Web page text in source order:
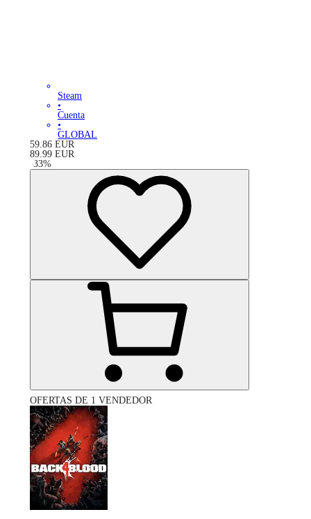
Steam
•
Cuenta
•
GLOBAL
59.86 EUR
89.99 EUR
-33%
OFERTAS DE 1 VENDEDOR